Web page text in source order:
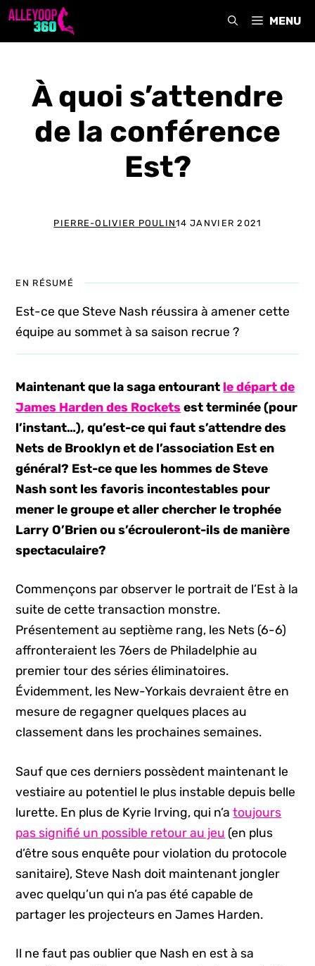
Aller
MENU
À quoi s’attendre
de la conférence
Est?
PIERRE-OLIVIER POULIN14 JANVIER 2021
EN RÉSUMÉ
Est-ce que Steve Nash réussira à amener cette
équipe au sommet à sa saison recrue ?
Maintenant que la saga entourant le départ de
James Harden des Rockets est terminée (pour
l’instant…), qu’est-ce qui faut s’attendre des
Nets de Brooklyn et de l’association Est en
général? Est-ce que les hommes de Steve
Nash sont les favoris incontestables pour
mener le groupe et aller chercher le trophée
Larry O’Brien ou s’écrouleront-ils de manière
spectaculaire?
Commençons par observer le portrait de l’Est à la
suite de cette transaction monstre.
Présentement au septième rang, les Nets (6-6)
affronteraient les 76ers de Philadelphie au
premier tour des séries éliminatoires.
Évidemment, les New-Yorkais devraient être en
mesure de regagner quelques places au
classement dans les prochaines semaines.
Sauf que ces derniers possèdent maintenant le
vestiaire au potentiel le plus instable depuis belle
lurette. En plus de Kyrie Irving, qui n’atoujours
pas signifié un possible retour au jeu (en plus
d’être sous enquête pour violation du protocole
sanitaire), Steve Nash doit maintenant jongler
avec quelqu’un qui n’a pas été capable de
partager les projecteurs en James Harden.
Il ne faut pas oublier que Nash en est à sa